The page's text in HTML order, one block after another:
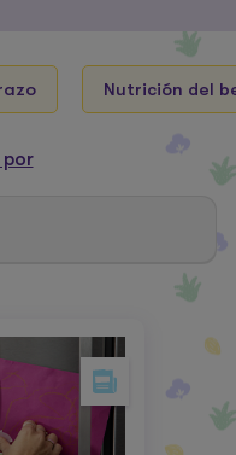
Nutrición del